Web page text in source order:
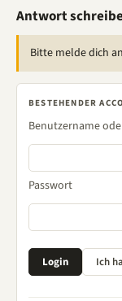
Antwort
Bitte melde dich
BESTEHENDER
Benutzername
Passwort